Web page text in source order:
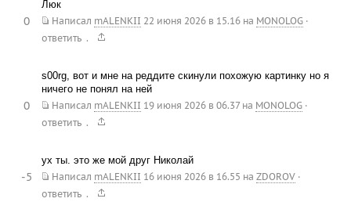
Люк
Написал mALENKII 22 июня 2026 в 15.16на MONOLOG ·
ответить .
0
s00rg, вот и мне на реддите скинули похожую картинку но я
ничего не понял на ней
Написал mALENKII 19 июня 2026 в 06.37на MONOLOG ·
ответить .
0
ух ты. это же мой друг Николай
Написал mALENKII 16 июня 2026 в 16.55 на ZDOROV ·
ответить .
-5